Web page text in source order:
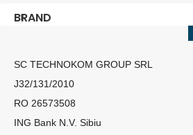
BRAND
SC TECHNOKOM GROUP SRL
J32/131/2010
RO 26573508
ING Bank N.V. Sibiu